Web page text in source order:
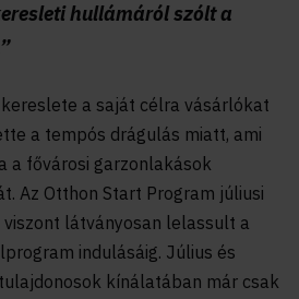
hullámáról szólt a
a saját célra vásárlókat
a tempós drágulás miatt, ami
a fővárosi garzonlakások
Az Otthon Start Program júliusi
látványosan lelassult a
indulásáig. Július és
kínálatában már csak